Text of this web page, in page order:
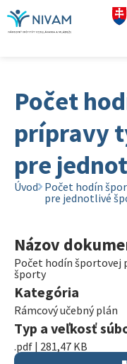
Počet
prípravy
pre
Úvod Počet hodín
pre jednotlivé
Názov
Počet hodín športovej
športy
Kategória
Rámcový učebný plán
Typ a veľkosť
.pdf | 281,47 KB